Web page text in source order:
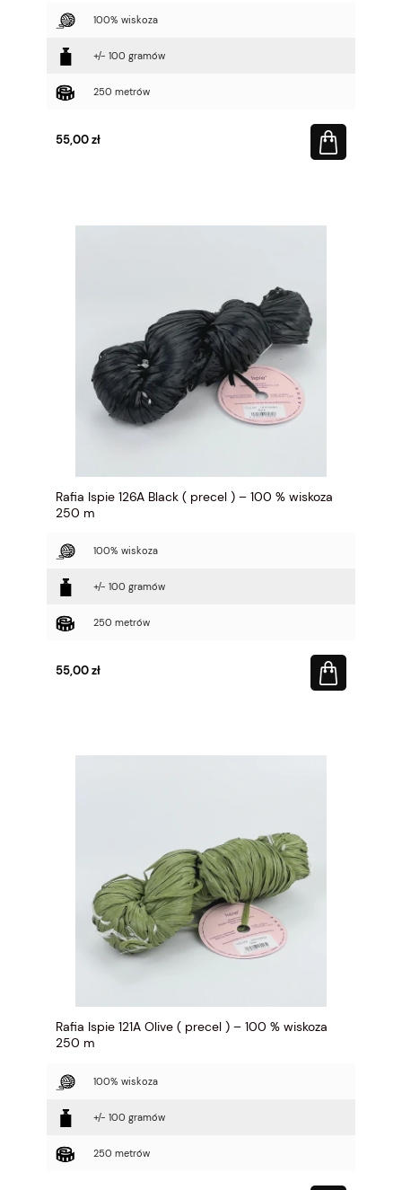
100% wiskoza
+/- 100 gramów
250 metrów
55,00 zł
Rafia Ispie 126A Black ( precel ) – 100 % wiskoza
250 m
100% wiskoza
+/- 100 gramów
250 metrów
55,00 zł
Rafia Ispie 121A Olive ( precel ) – 100 % wiskoza
250 m
100% wiskoza
+/- 100 gramów
250 metrów